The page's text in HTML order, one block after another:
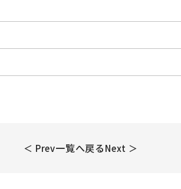
＜ Prev一覧へ戻るNext ＞